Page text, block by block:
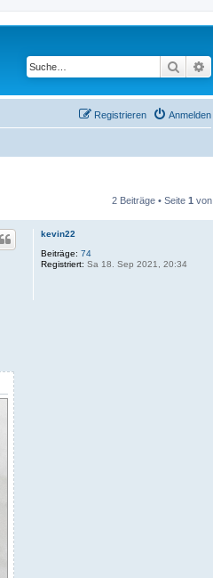
Suche
Anmelden
Registrieren
2 Beiträge • Seite 1 von
kevin22
Beiträge: 74
Registriert: Sa 18. Sep 2021, 20:34